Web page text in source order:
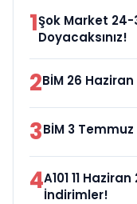
1Şok Market 24-
Doyacaksınız!
2BİM 26
3BİM 3
4A101 11
İndirimler!